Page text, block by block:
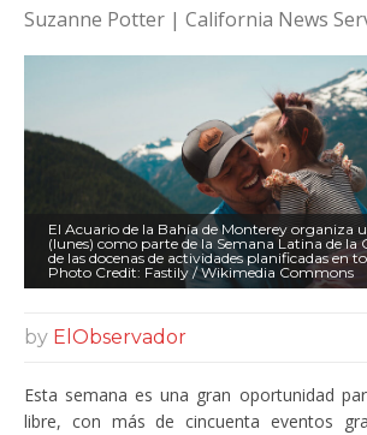
Suzanne Potter | California News
El Acuario de la Bahía de Monterey organiza
(lunes) como parte de la Semana Latina de la
de las docenas de actividades planificadas en
Photo Credit: Fastily / Wikimedia Commons
by ElObservador
Esta semana es una gran oportunidad
libre, con más de cincuenta eventos